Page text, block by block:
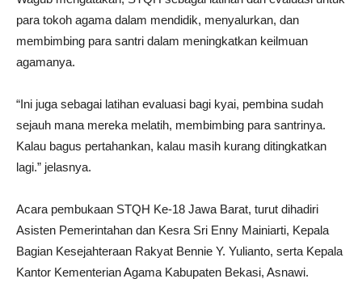
para tokoh agama dalam mendidik, menyalurkan, dan
membimbing para santri dalam meningkatkan keilmuan
agamanya.
“Ini juga sebagai latihan evaluasi bagi kyai, pembina sudah
sejauh mana mereka melatih, membimbing para santrinya.
Kalau bagus pertahankan, kalau masih kurang ditingkatkan
lagi.” jelasnya.
Acara pembukaan STQH Ke-18 Jawa Barat, turut dihadiri
Asisten Pemerintahan dan Kesra Sri Enny Mainiarti, Kepala
Bagian Kesejahteraan Rakyat Bennie Y. Yulianto, serta Kepala
Kantor Kementerian Agama Kabupaten Bekasi, Asnawi.